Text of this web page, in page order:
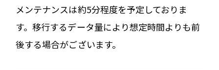
メンテナンスは約5分程度を予定しておりま
す。移行するデータ量により想定時間よりも前
後する場合がございます。